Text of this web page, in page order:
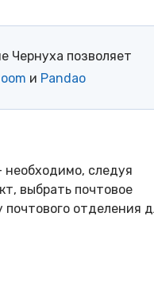
Чернуха позволяет
и Pandao
необходимо, следуя
выбрать почтовое
отделения